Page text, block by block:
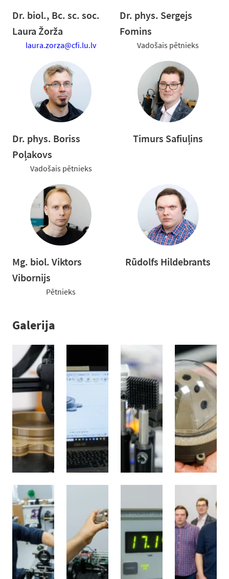
Dr. biol., Bc. sc. soc.
Laura Žorža
laura.zorza@cfi.lu.lv
Dr. phys. Sergejs
Fomins
Vadošais pētnieks
Dr. phys. Boriss
Poļakovs
Vadošais pētnieks
Timurs Safiuļins
Mg. biol. Viktors
Vibornijs
Pētnieks
Rūdolfs Hildebrants
Galerija